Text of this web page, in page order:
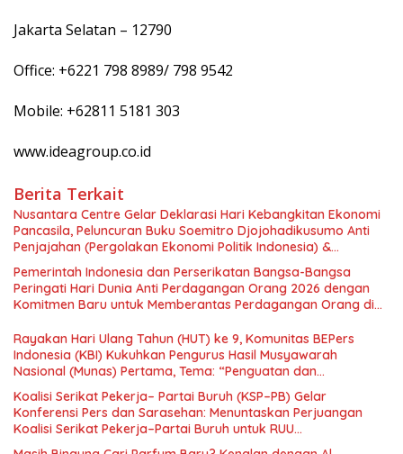
Jakarta Selatan – 12790
Office: +6221 798 8989/ 798 9542
Mobile: +62811 5181 303
www.ideagroup.co.id
Berita Terkait
Nusantara Centre Gelar Deklarasi Hari Kebangkitan Ekonomi
Pancasila, Peluncuran Buku Soemitro Djojohadikusumo Anti
Penjajahan (Pergolakan Ekonomi Politik Indonesia) &
Simposium Nasional “Urgensi Undang-Undang Perekonomian
Nasional dan Kesejahteraan Sosial dalam Menata Bangsa
Menuju Indonesia Emas 2045”,
Pemerintah Indonesia dan Perserikatan Bangsa-Bangsa
Peringati Hari Dunia Anti Perdagangan Orang 2026 dengan
Komitmen Baru untuk Memberantas Perdagangan Orang di
Rayakan Hari Ulang Tahun (HUT) ke 9, Komunitas BEPers
Indonesia (KBI) Kukuhkan Pengurus Hasil Musyawarah
Nasional (Munas) Pertama, Tema: “Penguatan dan
Pengembangan Organisasi KBI yang Berbasis Riset di seluruh
Indonesia dan Mancanegara”.
Koalisi Serikat Pekerja– Partai Buruh (KSP–PB) Gelar
Konferensi Pers dan Sarasehan: Menuntaskan Perjuangan
Koalisi Serikat Pekerja–Partai Buruh untuk RUU
Ketenagakerjaan Baru.